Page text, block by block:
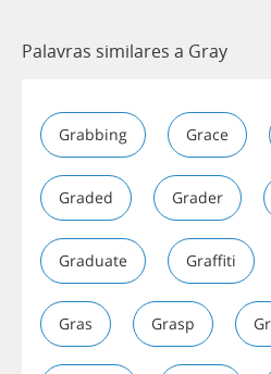
Palavras similares a Gray
Grabbing Grace
Graded Grader
Graduate Graffiti
Gras Grasp